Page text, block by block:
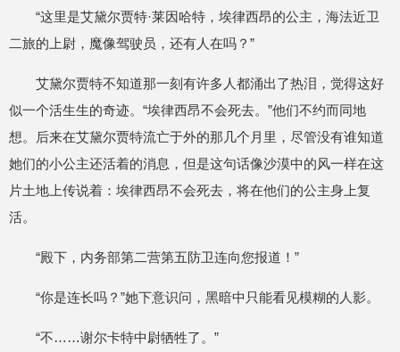
“这里是艾黛尔贾特·莱因哈特，埃律西昂的公主，海法近卫
二旅的上尉，魔像驾驶员，还有人在吗？”
艾黛尔贾特不知道那一刻有许多人都涌出了热泪，觉得这好
似一个活生生的奇迹。“埃律西昂不会死去。”他们不约而同地
想。后来在艾黛尔贾特流亡于外的那几个月里，尽管没有谁知道
她们的小公主还活着的消息，但是这句话像沙漠中的风一样在这
片土地上传说着：埃律西昂不会死去，将在他们的公主身上复
活。
“殿下，内务部第二营第五防卫连向您报道！”
“你是连长吗？”她下意识问，黑暗中只能看见模糊的人影。
“不……谢尔卡特中尉牺牲了。”